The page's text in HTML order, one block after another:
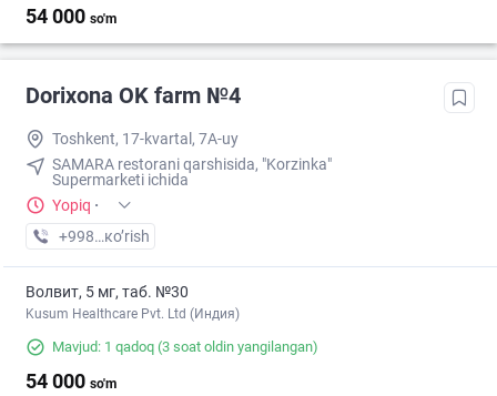
54 000 so'm
Dorixona ОK farm №4
Toshkent, 17-kvartal, 7A-uy
SAMARA restorani qarshisida, "Korzinka"
Supermarketi ichida
Yopiq ·
+998 (90) XXX-XX-XX
кo’rish
Волвит, 5 мг, таб. №30
Kusum Healthcare Pvt. Ltd (Индия)
Mavjud: 1 qadoq (3 soat oldin yangilangan)
54 000 so'm